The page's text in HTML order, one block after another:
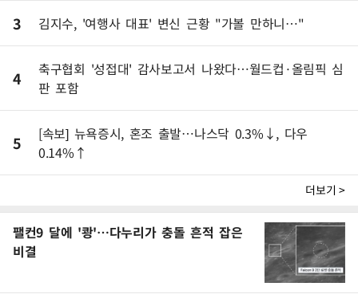
3 김지수, '여행사 대표' 변신 근황 "가볼 만하니…"
4
축구협회 '성접대' 감사보고서 나왔다…월드컵·올림픽 심
판 포함
5
[속보] 뉴욕증시, 혼조 출발…나스닥 0.3%↓, 다우
0.14%↑
더보기 >
팰컨9 달에 '쾅'…다누리가 충돌 흔적 잡은
비결